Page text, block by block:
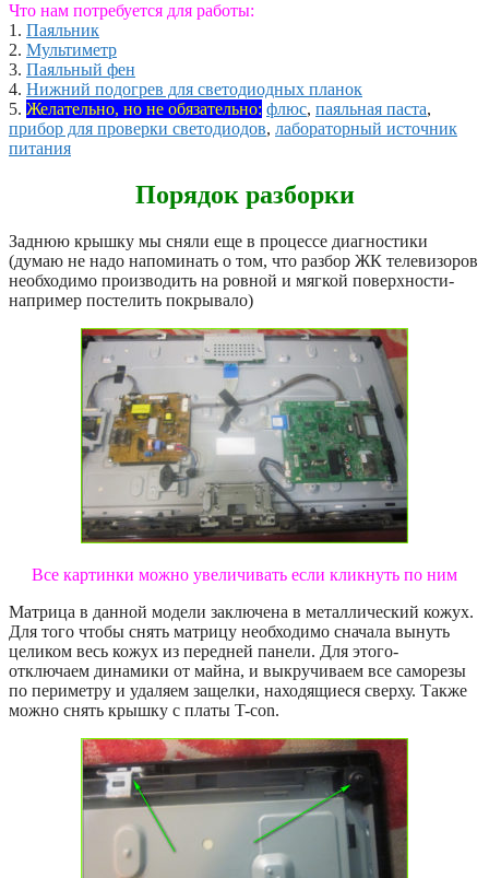
Что нам потребуется для работы:
1. Паяльник
2. Мультиметр
3. Паяльный фен
4. Нижний подогрев для светодиодных планок
5. Желательно, но не обязательно: флюс, паяльная паста,
прибор для проверки светодиодов, лабораторный источник
питания
Порядок разборки
Заднюю крышку мы сняли еще в процессе диагностики
(думаю не надо напоминать о том, что разбор ЖК телевизоров
необходимо производить на ровной и мягкой поверхности-
например постелить покрывало)
Все картинки можно увеличивать если кликнуть по ним
Матрица в данной модели заключена в металлический кожух.
Для того чтобы снять матрицу необходимо сначала вынуть
целиком весь кожух из передней панели. Для этого-
отключаем динамики от майна, и выкручиваем все саморезы
по периметру и удаляем защелки, находящиеся сверху. Также
можно снять крышку с платы T-con.